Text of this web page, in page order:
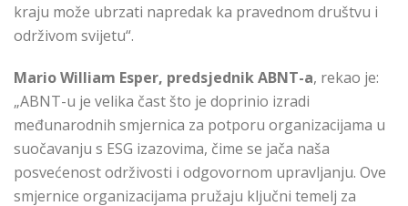
kraju može ubrzati napredak ka pravednom društvu i
održivom svijetu“.
Mario William Esper, predsjednik ABNT-a, rekao je:
„ABNT-u je velika čast što je doprinio izradi
međunarodnih smjernica za potporu organizacijama u
suočavanju s ESG izazovima, čime se jača naša
posvećenost održivosti i odgovornom upravljanju. Ove
smjernice organizacijama pružaju ključni temelj za